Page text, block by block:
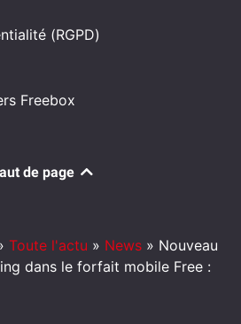
(RGPD)
Freebox
de page
Toute l'actu » News » Nouveau
dans le forfait mobile Free :